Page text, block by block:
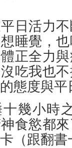
日活力
睡覺，
正全力
吃我也
態度與
幾小時
食慾都
（跟翻書